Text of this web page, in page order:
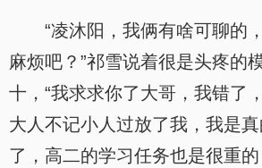
“凌沐阳，我俩有啥可聊的
麻烦吧？”祁雪说着很是头疼的
十，“我求求你了大哥，我错了
大人不记小人过放了我，我是
了，高二的学习任务也是很重